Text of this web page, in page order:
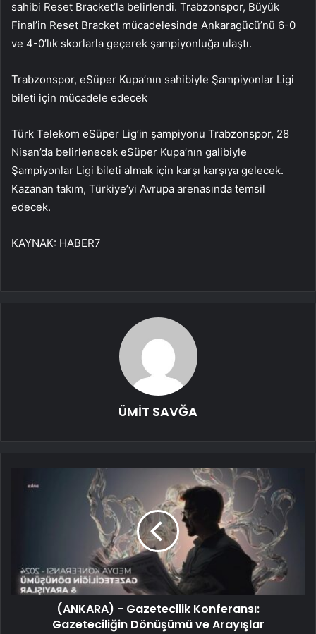
sahibi Reset Bracket’la belirlendi. Trabzonspor, Büyük
Final’in Reset Bracket mücadelesinde Ankaragücü’nü 6-0
ve 4-0’lık skorlarla geçerek şampiyonluğa ulaştı.
Trabzonspor, eSüper Kupa’nın sahibiyle Şampiyonlar Ligi
bileti için mücadele edecek
Türk Telekom eSüper Lig’in şampiyonu Trabzonspor, 28
Nisan’da belirlenecek eSüper Kupa’nın galibiyle
Şampiyonlar Ligi bileti almak için karşı karşıya gelecek.
Kazanan takım, Türkiye’yi Avrupa arenasında temsil
edecek.
KAYNAK: HABER7
ÜMİT SAVĞA
(ANKARA) - Gazetecilik Konferansı:
Gazeteciliğin Dönüşümü ve Arayışlar